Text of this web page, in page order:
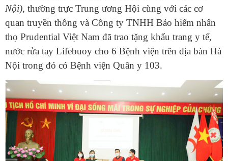
Nội), thường trực Trung ương Hội cùng với các cơ
quan truyền thông và Công ty TNHH Bảo hiểm nhân
thọ Prudential Việt Nam đã trao tặng khẩu trang y tế,
nước rửa tay Lifebuoy cho 6 Bệnh viện trên địa bàn Hà
Nội trong đó có Bệnh viện Quân y 103.